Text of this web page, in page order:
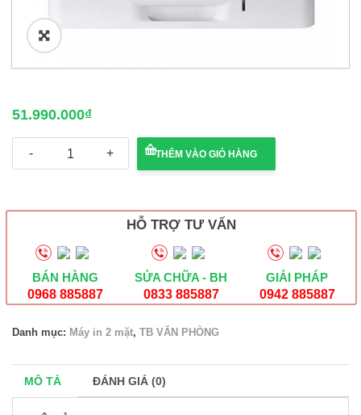
🔍
51.990.000₫
Laser
841Cdn
số
lượng
THÊM VÀO GIỎ HÀNG
HỖ TRỢ TƯ VẤN
BÁN HÀNG
0968 885887
SỬA CHỮA - BH
0833 885887
GIẢI PHÁP
0942 885887
Danh mục: Máy in 2 mặt, TB VĂN PHÒNG
MÔ TẢ ĐÁNH GIÁ (0)